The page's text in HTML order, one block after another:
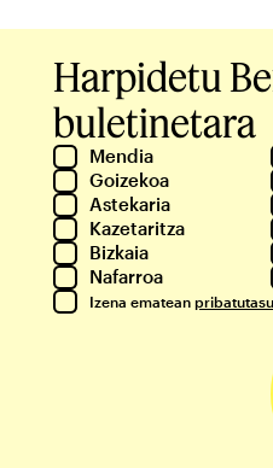
Harpidetu
buletinetara
Mendia
Goizekoa
Astekaria
Kazetaritza
Bizkaia
Nafarroa
Izena ematean